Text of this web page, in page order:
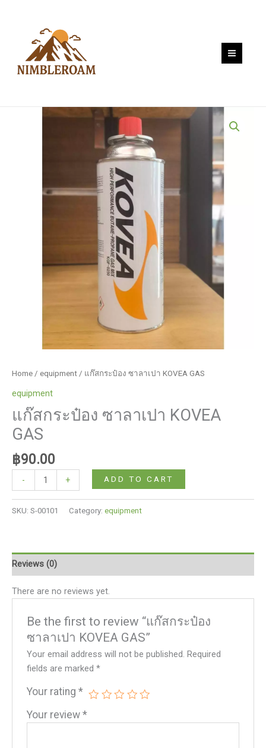
Home / equipment / แก๊สกระป๋อง ซาลาเปา KOVEA GAS
equipment
แก๊สกระป๋อง ซาลาเปา KOVEA
GAS
฿90.00
-
กระป๋อง
+ ADD TO CART
SKU: S-00101 Category: equipment
Reviews (0)
There are no reviews yet.
Be the first to review “แก๊สกระป๋อง
ซาลาเปา KOVEA GAS”
Your email address will not be published. Required
fields are marked*
Your rating*
Your review*
quantity